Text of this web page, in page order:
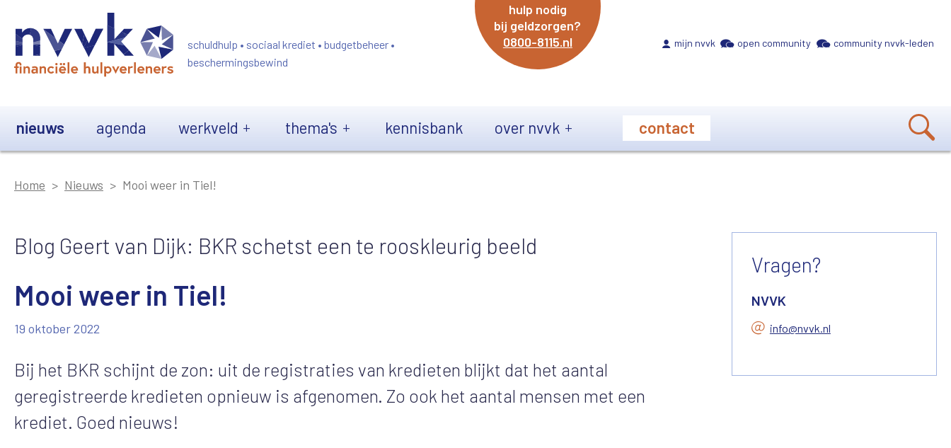
schuldhulp • sociaal krediet • budgetbeheer •
beschermingsbewind
hulp nodig
bij geldzorgen?
0800-8115.nl
mijn nvvk open community community nvvk-leden
nieuws agenda werkveld thema's kennisbank over nvvk contact
Home Nieuws Mooi weer in Tiel!
Blog Geert van Dijk: BKR schetst een te rooskleurig beeld
Mooi weer in Tiel!
19 oktober 2022
Bij het BKR schijnt de zon: uit de registraties van kredieten blijkt dat het aantal
geregistreerde kredieten opnieuw is afgenomen. Zo ook het aantal mensen met een
krediet. Goed nieuws!
Vragen?
NVVK
info@nvvk.nl